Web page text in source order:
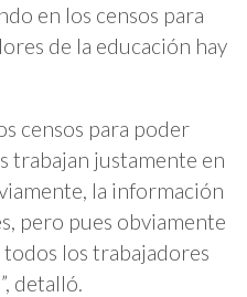
en los censos para
de la educación hay
censos para poder
trabajan justamente en
la información
pero pues obviamente
los trabajadores
detalló.